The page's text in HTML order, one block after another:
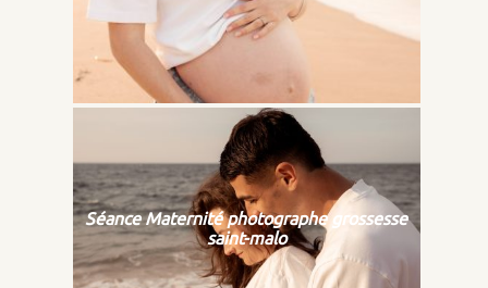
Séance Maternité photographe grossesse
saint-malo